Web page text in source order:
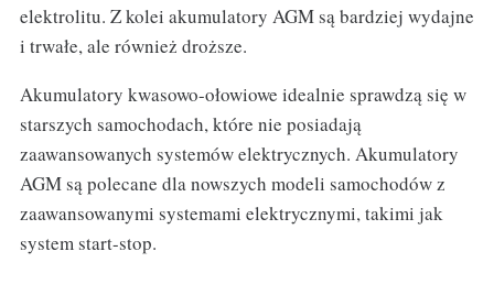
elektrolitu. Z kolei akumulatory AGM są bardziej wydajne
i trwałe, ale również droższe.
Akumulatory kwasowo-ołowiowe idealnie sprawdzą się w
starszych samochodach, które nie posiadają
zaawansowanych systemów elektrycznych. Akumulatory
AGM są polecane dla nowszych modeli samochodów z
zaawansowanymi systemami elektrycznymi, takimi jak
system start-stop.